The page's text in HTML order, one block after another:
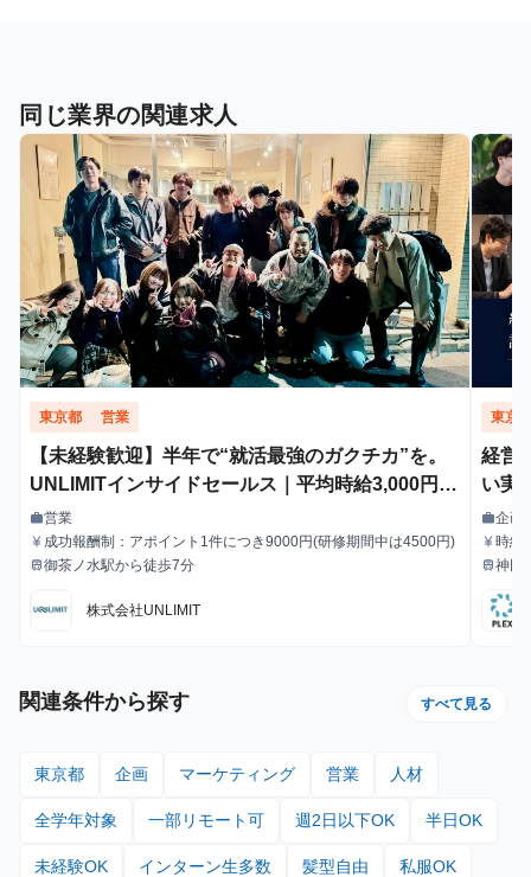
同じ業界の関連求人
東京都 営業
【未経験歓迎】半年で“就活最強のガクチカ”を。
UNLIMITインサイドセールス｜平均時給3,000円で
成果もキャリアも掴む
職種
work営業
給与
currency_yen 成功報酬制：アポイント1件につき9000円(研修期間中は4500円)
最寄駅
train御茶ノ水駅から徒歩7分
株式会社UNLIMIT
東京
経営
い実
職種
work企画
給与
currency_yen時給
最寄駅
train神田
関連条件から探す すべて見る
東京都 企画 マーケティング 営業 人材
全学年対象 一部リモート可 週2日以下OK 半日OK
未経験OK インターン生多数 髪型自由 私服OK